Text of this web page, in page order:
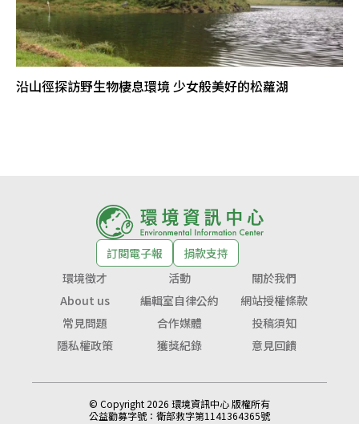
沿山徑探訪野生物棲息環境 少女般美好的松蘿湖
訂閱電子報
捐款支持
環境徵才
活動
關於我們
About us
編輯室自律公約
網站授權條款
常見問題
合作媒體
投稿須知
隱私權政策
獲獎紀錄 意見回饋
© Copyright 2026 環境資訊中心 版權所有
公益勸募字號： 衛部救字第1141364365號